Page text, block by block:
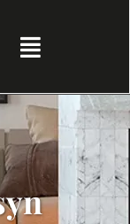
Toggle
Navigation